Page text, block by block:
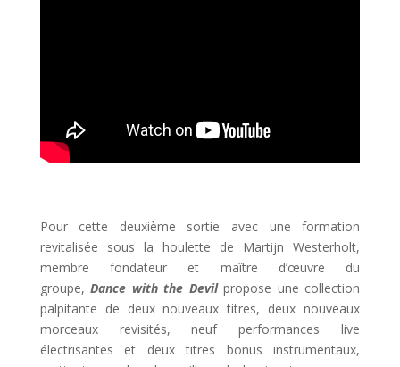
Pour cette deuxième sortie avec une formation
revitalisée sous la houlette de Martijn Westerholt,
membre fondateur et maître d’œuvre du
groupe, Dance with the Devil propose une collection
palpitante de deux nouveaux titres, deux nouveaux
morceaux revisités, neuf performances live
électrisantes et deux titres bonus instrumentaux,